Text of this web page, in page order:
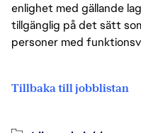
enlighet med gällande
tillgänglig på det sätt
personer med
Tillbaka till jobblistan